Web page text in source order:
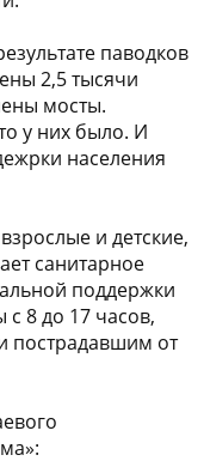
паводков
2,5 тысячи
мосты.
у них было. И
населения
и детские,
санитарное
поддержки
8 до 17 часов,
пострадавшим от